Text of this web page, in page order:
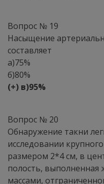
Вопрос № 19
Насыщение
составляет
а)75%
б)80%
(+) в)95%
Вопрос № 20
Обнаружение такни
исследовании
размером 2*4 см, в
полость,
массами,